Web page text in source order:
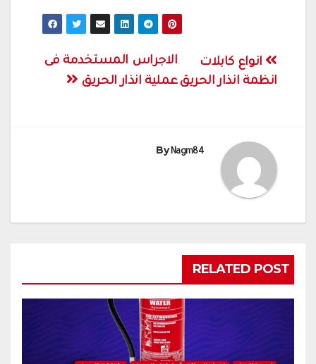
تصفّح
المقالات
الاجراس المستخدمة فى
عملية انذار الحريق
انواع كابلات
انظمة انذار الحريق
ByNagm84
RELATED POST